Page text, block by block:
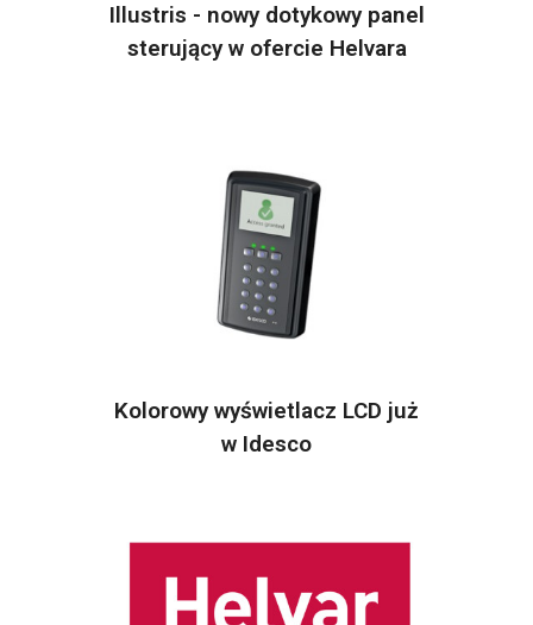
Illustris - nowy dotykowy panel
sterujący w ofercie Helvara
Kolorowy wyświetlacz LCD już
w Idesco